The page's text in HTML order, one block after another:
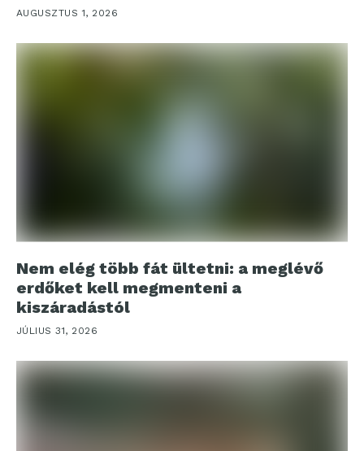
AUGUSZTUS 1, 2026
Nem elég több fát ültetni: a meglévő
erdőket kell megmenteni a
kiszáradástól
JÚLIUS 31, 2026